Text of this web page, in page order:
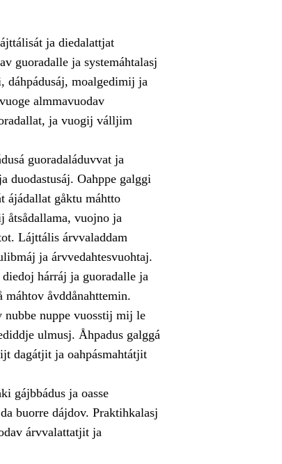
ja diedalattjat
guoradalle ja systemáhtalasj
dáhpádusáj, moalgedimij ja
almmavuodav
ja vuogij válljim
guoradaláduvvat ja
duodastusáj. Oahppe galggi
ájádallat gåktu máhtto
åtsådallama, vuojno ja
Lájttális árvvaladdam
ja árvvedahtesvuohtaj.
hárráj ja guoradalle ja
åvddånahttemin.
nuppe vuosstij mij le
ulmusj. Åhpadus galggá
dagátjit ja oahpásmahtátjit
gájbbádus ja oasse
buorre dájdov. Praktihkalasj
árvvalattatjit ja